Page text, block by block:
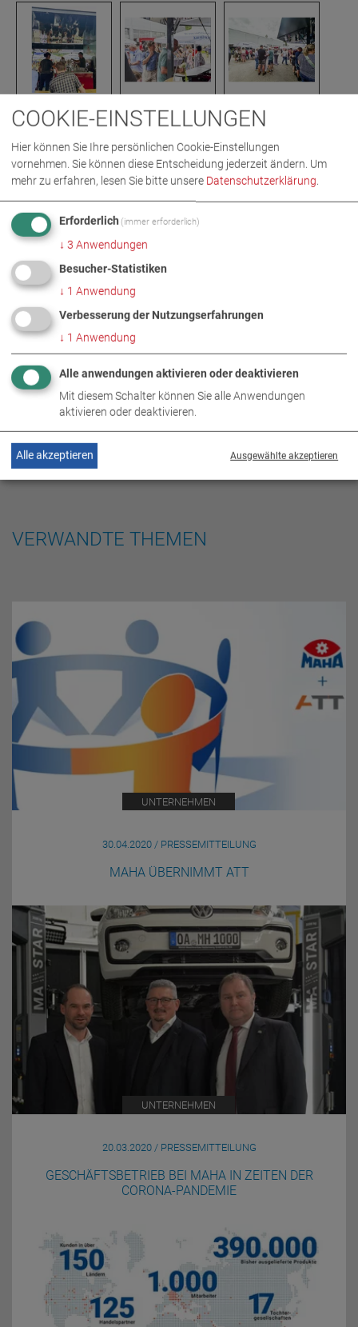
BILDER ALS ZIP-DOWNLOAD
WEITERE INFORMATIONEN
Familienfest bei MAHA
VERWANDTE THEMEN
UNTERNEHMEN
30.04.2020 / PRESSEMITTEILUNG
MAHA ÜBERNIMMT ATT
UNTERNEHMEN
20.03.2020 / PRESSEMITTEILUNG
GESCHÄFTSBETRIEB BEI MAHA IN ZEITEN DER
CORONA-PANDEMIE
COOKIE-EINSTELLUNGEN
Hier können Sie Ihre persönlichen Cookie-Einstellungen
vornehmen. Sie können diese Entscheidung jederzeit ändern. Um
mehr zu erfahren, lesen Sie bitte unsere Datenschutzerklärung.
Erforderlich (immer erforderlich)
↓ 3 Anwendungen
Besucher-Statistiken
↓ 1 Anwendung
Verbesserung der Nutzungserfahrungen
↓ 1 Anwendung
Alle anwendungen aktivieren oder deaktivieren
Mit diesem Schalter können Sie alle Anwendungen
aktivieren oder deaktivieren.
Ausgewählte akzeptieren
Alle akzeptieren